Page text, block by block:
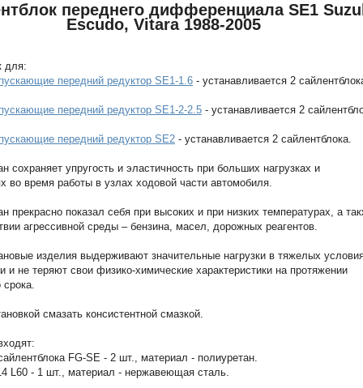
переднего дифференциала SE1
Escudo, Vitara 1988-2005
для:
передний редуктор SE1-1.6 - устанавливается 2
передний редуктор SE1-2-2.5 - устанавливается 2
передний редуктор SE2 - устанавливается 2 сайлентблока.
сохраняет упругость и эластичность при больших нагрузках и
во время работы в узлах ходовой части автомобиля.
прекрасно показал себя при высоких и при низких температурах, а
агрессивной среды – бензина, масел, дорожных реагентов.
изделия выдерживают значительные нагрузки в тяжелых
и не теряют свои физико-химические характеристики на протяжении
срока.
смазать консистентной смазкой.
FG-SE - 2 шт., материал - полиуретан.
L60 - 1 шт., материал - нержавеющая сталь.